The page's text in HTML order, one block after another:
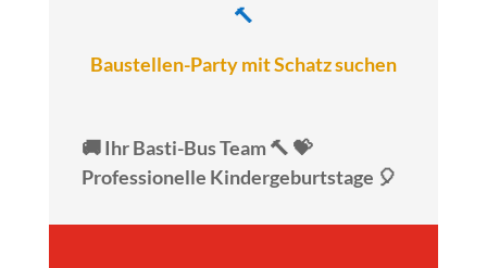
🔨
Baustellen-Party mit Schatz suchen
🚚 Ihr Basti-Bus Team 🔨 💝
Professionelle Kindergeburtstage 🎈